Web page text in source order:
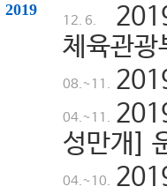
2019
12. 6.
체육관광
08.~11.
04.~11.
성만개]
04.~10.